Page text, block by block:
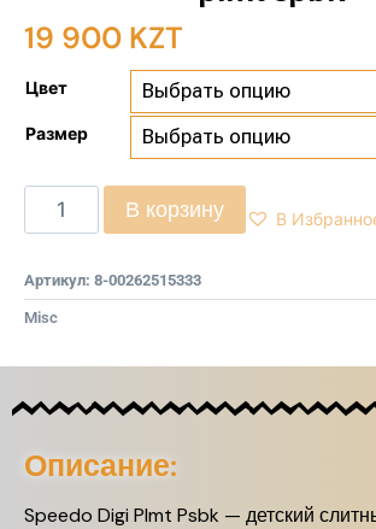
19 900 KZT
Цвет
Размер
В корзину В
Артикул: 8-00262515333
Misc
Описание:
Speedo Digi Plmt Psbk — детский